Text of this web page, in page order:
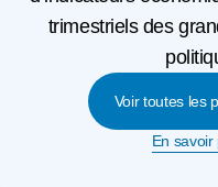
trimestriels des
Voir toutes les
En